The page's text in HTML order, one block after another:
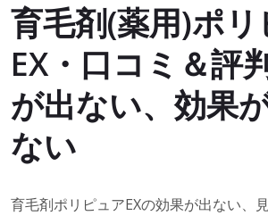
育毛剤(薬用)ポ
EX・口コミ＆評
が出ない、効果
ない
育毛剤ポリピュアEXの効果が出ない、